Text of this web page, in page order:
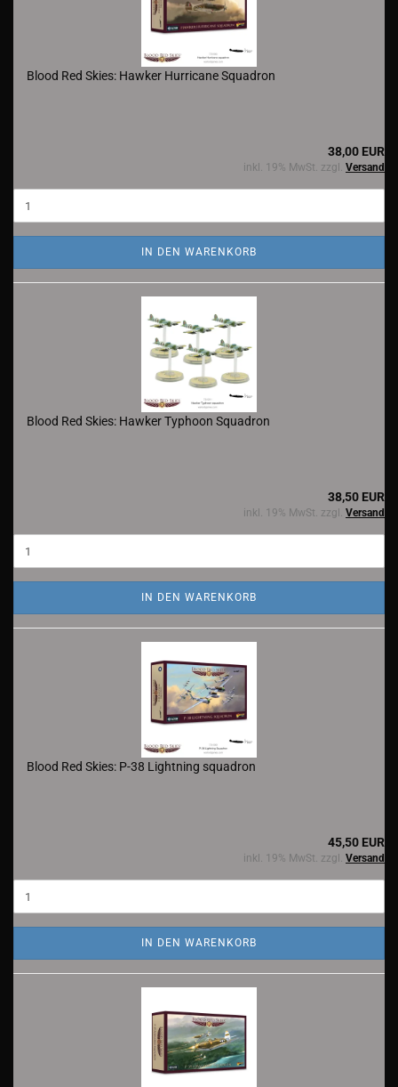
Blood Red Skies: Hawker Hurricane Squadron
38,00 EUR
inkl. 19% MwSt. zzgl. Versand
IN DEN WARENKORB
Blood Red Skies: Hawker Typhoon Squadron
38,50 EUR
inkl. 19% MwSt. zzgl. Versand
IN DEN WARENKORB
Blood Red Skies: P-38 Lightning squadron
45,50 EUR
inkl. 19% MwSt. zzgl. Versand
IN DEN WARENKORB